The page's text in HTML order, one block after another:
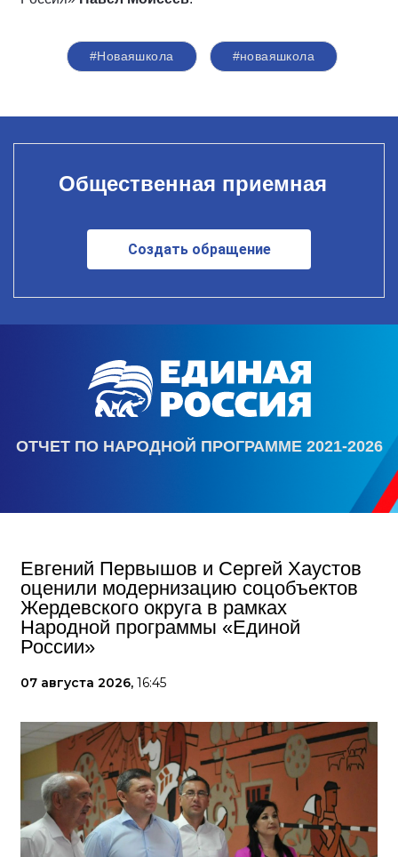
#Новаяшкола #новаяшкола
Общественная приемная
Создать обращение
ОТЧЕТ ПО НАРОДНОЙ ПРОГРАММЕ 2021-2026
Евгений Первышов и Сергей Хаустов
оценили модернизацию соцобъектов
Жердевского округа в рамках
Народной программы «Единой
России»
07 августа 2026, 16:45